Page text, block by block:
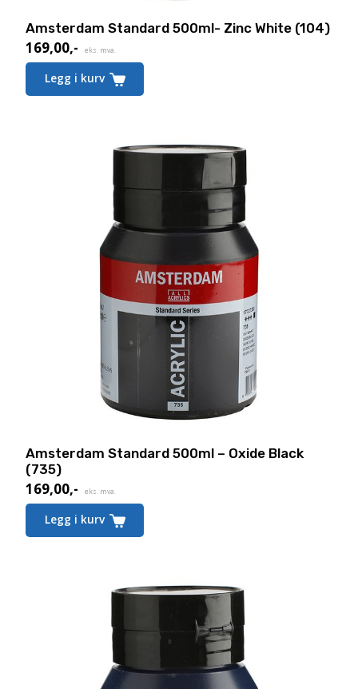
Amsterdam Standard 500ml- Zinc White (104)
169,00,- eks. mva.
Legg i kurv
Amsterdam Standard 500ml – Oxide Black
(735)
169,00,- eks. mva.
Legg i kurv